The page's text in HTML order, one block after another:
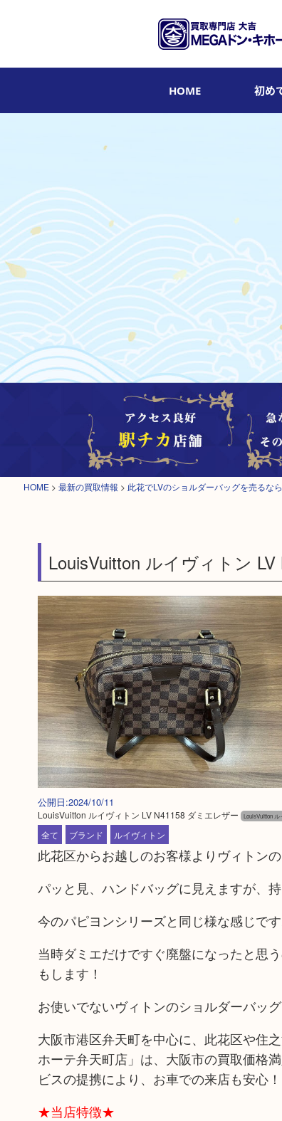
HOME 初め
HOME > 最新の買取情報 > 此花でLVのショルダーバッグを売るな
LouisVuitton ルイヴィトン
公開日:2024/10/11
LouisVuitton ルイヴィトン LV N41158 ダミエレザー LouisVuitton ル
全て ブランド ルイヴィトン
此花区からお越しのお客様よりヴィトン
パッと見、ハンドバッグに見えますが、
今のパピヨンシリーズと同じ様な感じで
当時ダミエだけですぐ廃盤になったと思
もします！
お使いでないヴィトンのショルダーバッ
大阪市港区弁天町を中心に、此花区や住
ホーテ弁天町店」は、大阪市の買取価格
ビスの提携により、お車での来店も安心！
★当店特徴★